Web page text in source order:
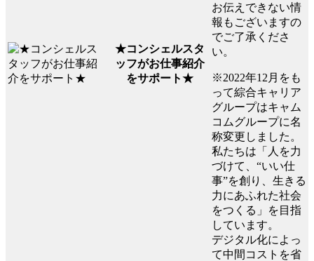
★コンシェルスタ
ッフがお仕事紹介
をサポート★
お伝えできない情
報もございますの
でご了承くださ
い。
※2022年12月をも
って綜合キャリア
グループはキャム
コムグループに名
称変更しました。
私たちは「人を力
づけて、“いい仕
事”を創り、生きる
力にあふれた社会
をつくる」を目指
しています。
デジタル化によっ
て中間コストを省